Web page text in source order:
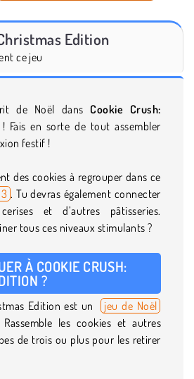
Edition
ce jeu
de Noël dans Cookie Crush:
! Fais en sorte de tout assembler
festif !
des cookies à regrouper dans ce
. Tu devras également connecter
et d’autres pâtisseries.
tous ces niveaux stimulants ?
À COOKIE CRUSH:
?
Edition est un jeu de Noël
les cookies et autres
de trois ou plus pour les retirer